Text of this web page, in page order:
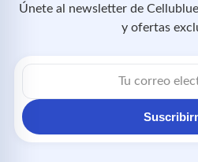
Únete al newsletter de
y ofertas